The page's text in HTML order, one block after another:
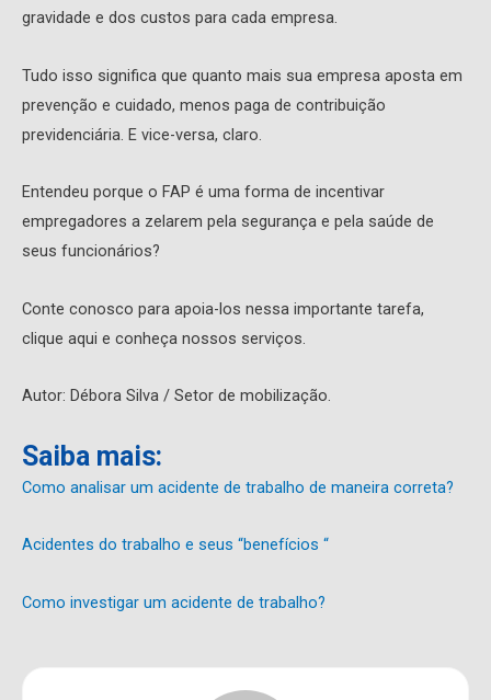
gravidade e dos custos para cada empresa.
Tudo isso significa que quanto mais sua empresa aposta em
prevenção e cuidado, menos paga de contribuição
previdenciária. E vice-versa, claro.
Entendeu porque o FAP é uma forma de incentivar
empregadores a zelarem pela segurança e pela saúde de
seus funcionários?
Conte conosco para apoia-los nessa importante tarefa,
clique aqui e conheça nossos serviços.
Autor: Débora Silva / Setor de mobilização.
Saiba mais:
Como analisar um acidente de trabalho de maneira correta?
Acidentes do trabalho e seus “benefícios “
Como investigar um acidente de trabalho?